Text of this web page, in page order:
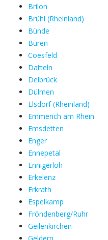
Brilon
Brühl (Rheinland)
Bünde
Büren
Coesfeld
Datteln
Delbrück
Dülmen
Elsdorf (Rheinland)
Emmerich am Rhein
Emsdetten
Enger
Ennepetal
Ennigerloh
Erkelenz
Erkrath
Espelkamp
Fröndenberg/Ruhr
Geilenkirchen